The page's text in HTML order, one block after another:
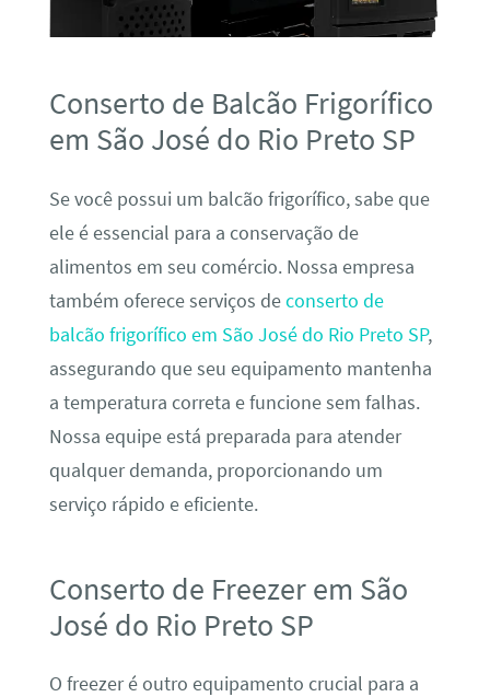
Conserto de Balcão Frigorífico
em São José do Rio Preto SP
Se você possui um balcão frigorífico, sabe que
ele é essencial para a conservação de
alimentos em seu comércio. Nossa empresa
também oferece serviços deconserto de
balcão frigorífico em São José do Rio Preto SP,
assegurando que seu equipamento mantenha
a temperatura correta e funcione sem falhas.
Nossa equipe está preparada para atender
qualquer demanda, proporcionando um
serviço rápido e eficiente.
Conserto de Freezer em São
José do Rio Preto SP
O freezer é outro equipamento crucial para a